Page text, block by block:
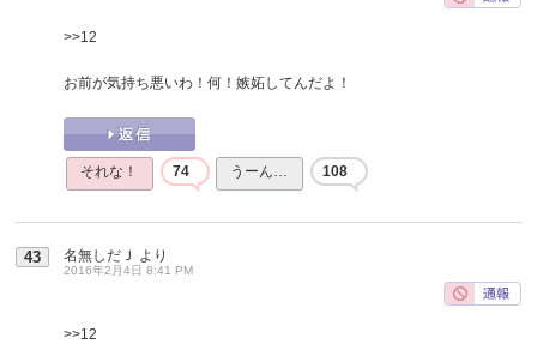
>>12
お前が気持ち悪いわ！何！嫉妬してんだよ！
それな！ 74 うーん… 108
43 名無しだＪ より
2016年2月4日 8:41 PM
>>12